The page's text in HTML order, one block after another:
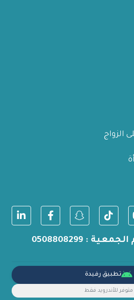
الزواج
: 0508808299
تطبيق رفيدة
متوفر للأندرويد فقط